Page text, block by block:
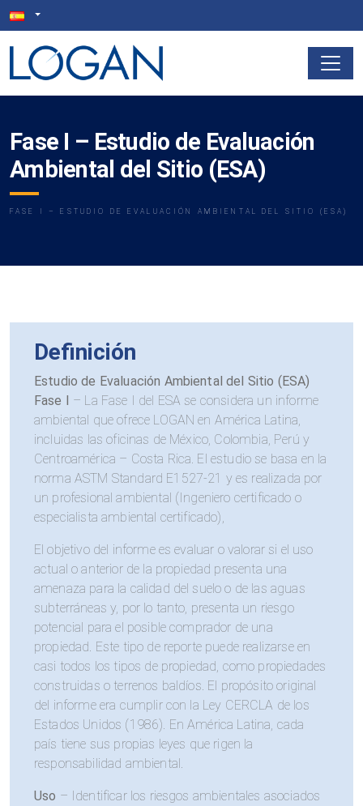
Fase I – Estudio de Evaluación
Ambiental del Sitio (ESA)
FASE I – ESTUDIO DE EVALUACIÓN AMBIENTAL DEL SITIO (ESA)
Definición
Estudio de Evaluación Ambiental del Sitio (ESA)
Fase I – La Fase I del ESA se considera un informe
ambiental que ofrece LOGAN en América Latina,
incluidas las oficinas de México, Colombia, Perú y
Centroamérica – Costa Rica. El estudio se basa en la
norma ASTM Standard E1527-21 y es realizada por
un profesional ambiental (Ingeniero certificado o
especialista ambiental certificado),
El objetivo del informe es evaluar o valorar si el uso
actual o anterior de la propiedad presenta una
amenaza para la calidad del suelo o de las aguas
subterráneas y, por lo tanto, presenta un riesgo
potencial para el posible comprador de una
propiedad. Este tipo de reporte puede realizarse en
casi todos los tipos de propiedad, como propiedades
construidas o terrenos baldíos. El propósito original
del informe era cumplir con la Ley CERCLA de los
Estados Unidos (1986). En América Latina, cada
país tiene sus propias leyes que rigen la
responsabilidad ambiental.
Uso – Identificar los riesgos ambientales asociados